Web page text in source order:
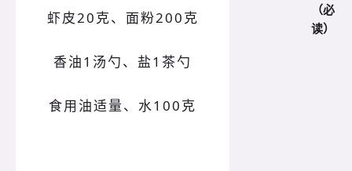
虾皮20克、 面粉200克
香油1汤勺、 盐1 茶勺
食用油适量、 水100克
（必
读）